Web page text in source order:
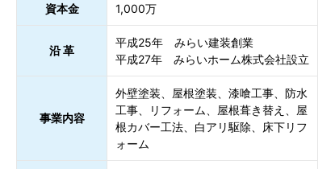
資本金 1,000万
沿 革
平成25年 みらい建装創業
平成27年 みらいホーム株式会社設立
事業内容
外壁塗装、屋根塗装、漆喰工事、防水
工事、リフォーム、屋根葺き替え、屋
根カバー工法、白アリ駆除、床下リフ
ォーム